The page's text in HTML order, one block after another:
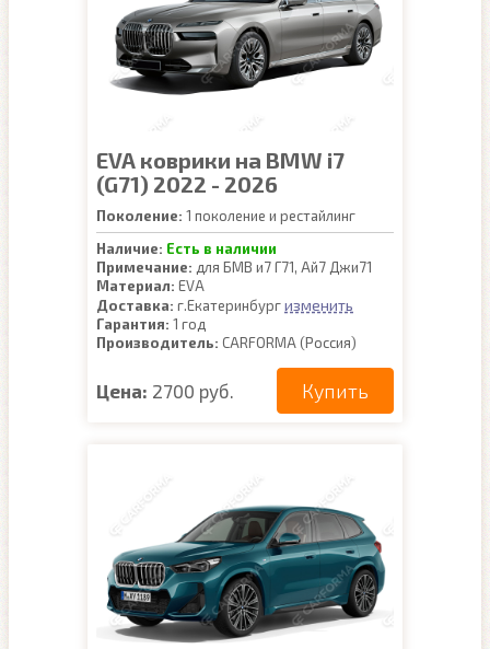
EVA коврики на BMW i7
(G71) 2022 - 2026
Поколение: 1 поколение и рестайлинг
Наличие: Есть в наличии
Примечание: для БМВ и7 Г71, Ай7 Джи71
Материал: EVA
Доставка: г.Екатеринбургизменить
Гарантия: 1 год
Производитель: CARFORMA (Россия)
Цена: 2700 руб. Купить